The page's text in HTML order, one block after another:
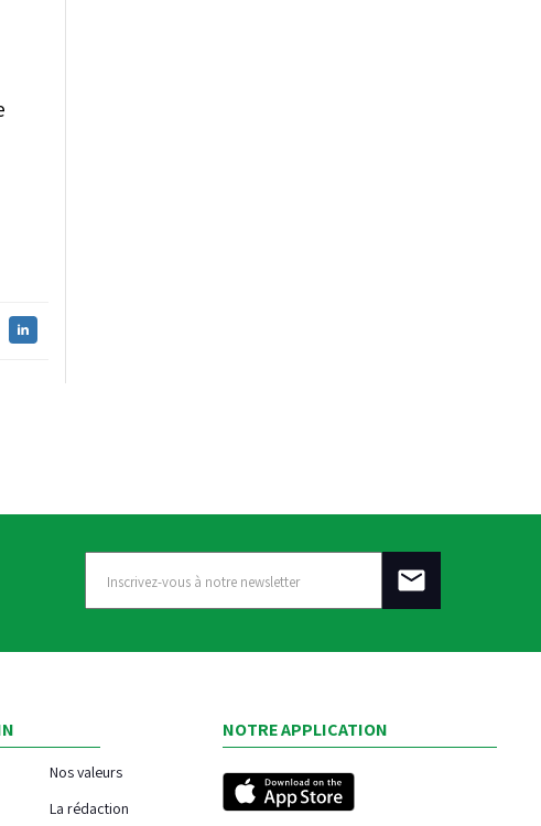
Nos valeurs
La rédaction
NOTRE APPLICATION